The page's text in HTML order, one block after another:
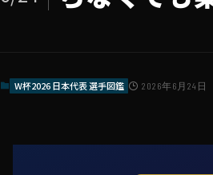
W杯2026 日本代表 選手図鑑 2026年6月24日